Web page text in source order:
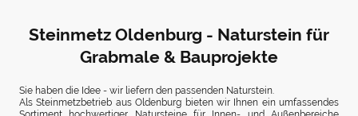
Steinmetz Oldenburg - Naturstein für
Grabmale & Bauprojekte
Sie haben die Idee - wir liefern den passenden Naturstein.
Als Steinmetzbetrieb aus Oldenburg bieten wir Ihnen ein umfassendes